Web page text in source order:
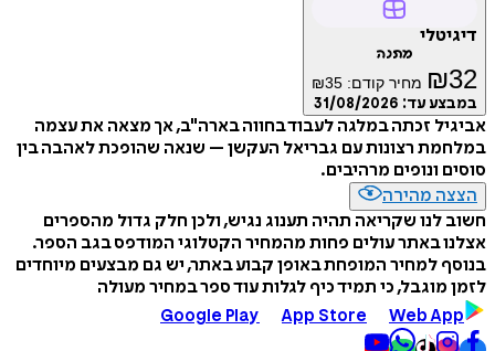
דיגיטלי
מתנה
₪32 מחיר קודם: ₪35
במבצע עד: 31/08/2026
אביגיל זכתה במלגה לעבוד בחווה בארה"ב, אך מצאה את עצמה
במלחמת רצונות עם גבריאל העקשן – שנאה שהופכת לאהבה בין
סוסים ונופים מרהיבים.
הצצה מהירה
חשוב לנו שקריאה תהיה תענוג נגיש, ולכן חלק גדול מהספרים
אצלנו באתר עולים פחות מהמחיר הקטלוגי המודפס בגב הספר.
בנוסף למחיר המופחת באופן קבוע באתר, יש גם מבצעים מיוחדים
לזמן מוגבל, כי תמיד כיף לגלות עוד ספר במחיר מעולה
Google Play
App Store Web App